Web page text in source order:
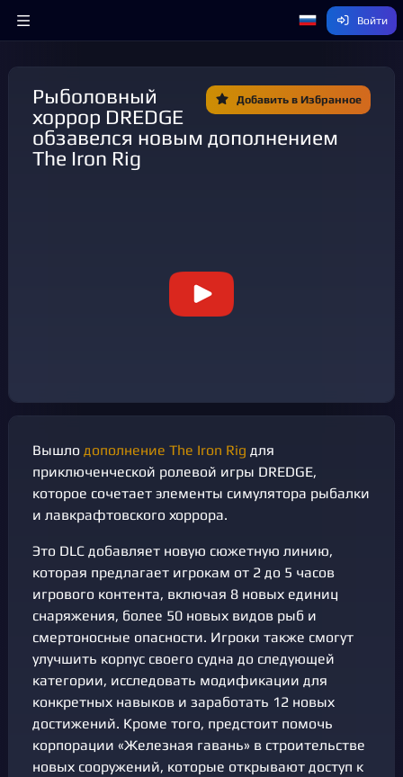
Войти
Добавить в Избранное
Рыболовный
хоррор DREDGE
обзавелся новым дополнением
The Iron Rig
Вышло дополнение The Iron Rig для
приключенческой ролевой игры DREDGE,
которое сочетает элементы симулятора рыбалки
и лавкрафтовского хоррора.
Это DLC добавляет новую сюжетную линию,
которая предлагает игрокам от 2 до 5 часов
игрового контента, включая 8 новых единиц
снаряжения, более 50 новых видов рыб и
смертоносные опасности. Игроки также смогут
улучшить корпус своего судна до следующей
категории, исследовать модификации для
конкретных навыков и заработать 12 новых
достижений. Кроме того, предстоит помочь
корпорации «Железная гавань» в строительстве
новых сооружений, которые открывают доступ к